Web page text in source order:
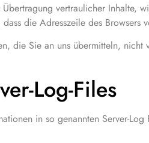
vertraulicher Inhalte,
die Adresszeile des
die Sie an uns übermitteln, nicht
Log-Files
in so genannten Server-